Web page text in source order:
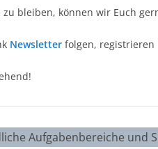
bleiben, können wir Euch
Newsletter folgen, registrieren
Aufgabenbereiche und